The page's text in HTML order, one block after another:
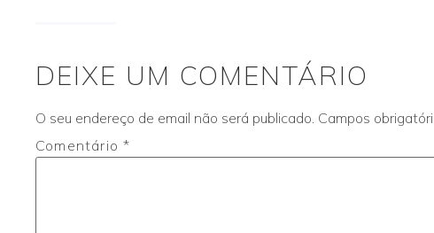
DEIXE UM COMENTÁRIO
O seu endereço de email não será publicado. Campos
Comentário*